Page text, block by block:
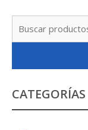
CATEGORÍAS